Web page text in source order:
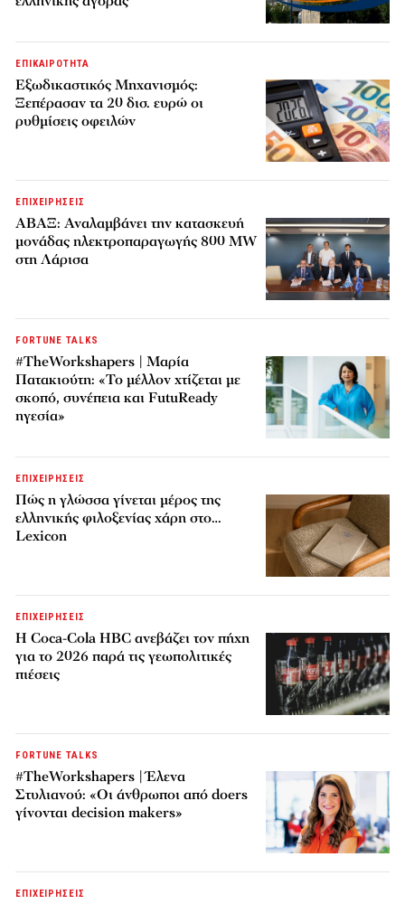
ΕΠΙΚΑΙΡΟΤΗΤΑ
Εξωδικαστικός Μηχανισμός:
Ξεπέρασαν τα 20 δισ. ευρώ οι
ρυθμίσεις οφειλών
ΕΠΙΧΕΙΡΗΣΕΙΣ
ΑΒΑΞ: Αναλαμβάνει την κατασκευή
μονάδας ηλεκτροπαραγωγής 800 MW
στη Λάρισα
FORTUNE TALKS
#TheWorkshapers | Μαρία
Πατακιούτη: «Το μέλλον χτίζεται με
σκοπό, συνέπεια και FutuReady
ηγεσία»
ΕΠΙΧΕΙΡΗΣΕΙΣ
Πώς η γλώσσα γίνεται μέρος της
ελληνικής φιλοξενίας χάρη στο…
Lexicon
ΕΠΙΧΕΙΡΗΣΕΙΣ
Η Coca-Cola HBC ανεβάζει τον πήχη
για το 2026 παρά τις γεωπολιτικές
πιέσεις
FORTUNE TALKS
#TheWorkshapers | Έλενα
Στυλιανού: «Οι άνθρωποι από doers
γίνονται decision makers»
ΕΠΙΧΕΙΡΗΣΕΙΣ